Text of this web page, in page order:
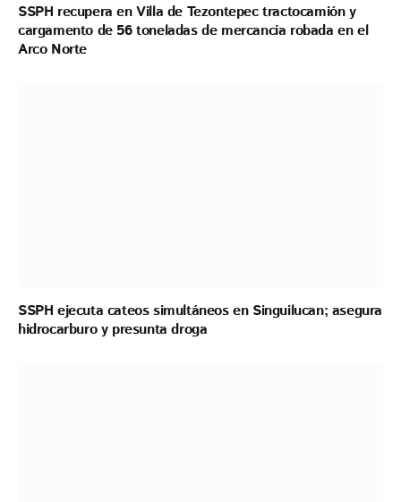
SSPH recupera en Villa de Tezontepec tractocamión y
cargamento de 56 toneladas de mercancía robada en el
Arco Norte
SSPH ejecuta cateos simultáneos en Singuilucan; asegura
hidrocarburo y presunta droga